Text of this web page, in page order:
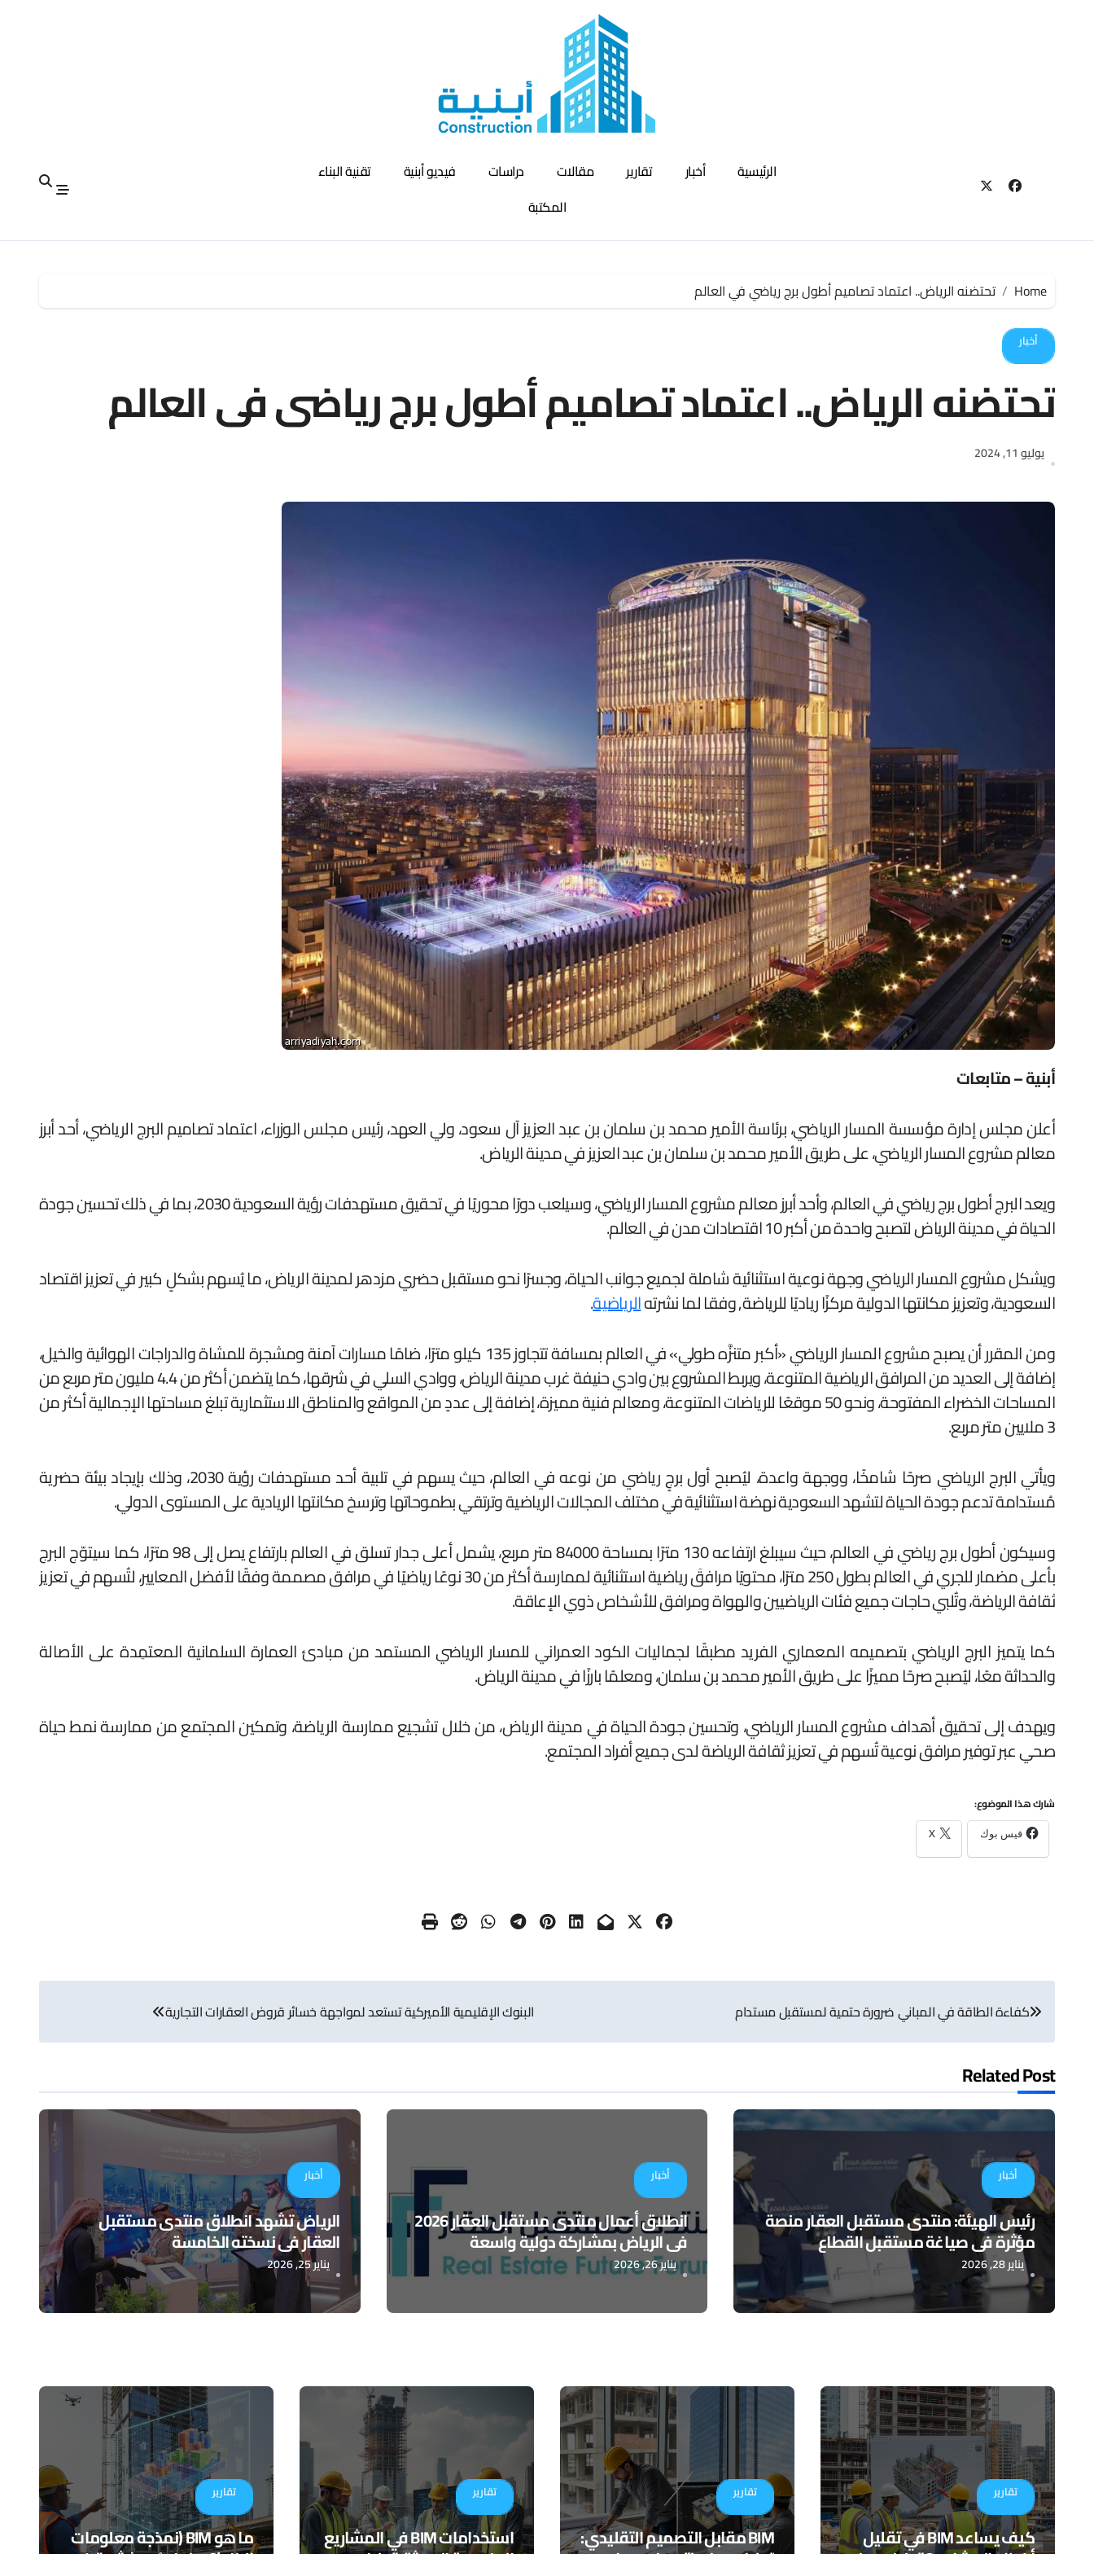
الرئيسية أخبار تقارير مقالات دراسات فيديو أبنية
تقنية البناء
المكتبة
Home تحتضنه الرياض.. اعتماد تصاميم أطول برج رياضي في العالم
أخبار
تحتضنه الرياض.. اعتماد تصاميم أطول برج رياضي في العالم
يوليو 11, 2024
أبنية – متابعات
أعلن مجلس إدارة مؤسسة المسار الرياضي، برئاسة الأمير محمد بن سلمان بن عبد العزيز آل سعود، ولي العهد، رئيس مجلس الوزراء، اعتماد تصاميم البرج الرياضي، أحد أبرز
معالم مشروع المسار الرياضي، على طريق الأمير محمد بن سلمان بن عبد العزيز في مدينة الرياض.
ويعد البرج أطول برج رياضي في العالم، وأحد أبرز معالم مشروع المسار الرياضي، وسيلعب دورًا محوريًا في تحقيق مستهدفات رؤية السعودية 2030، بما في ذلك تحسين جودة
الحياة في مدينة الرياض لتصبح واحدة من أكبر 10 اقتصادات مدن في العالم.
ويشكل مشروع المسار الرياضي وجهة نوعية استثنائية شاملة لجميع جوانب الحياة، وجسرًا نحو مستقبل حضري مزدهر لمدينة الرياض، ما يُسهم بشكلٍ كبير في تعزيز اقتصاد
السعودية، وتعزيز مكانتها الدولية مركزًا رياديًا للرياضة, وفقا لما نشرتهالرياضية.
ومن المقرر أن يصبح مشروع المسار الرياضي «أكبر متنزَّه طولي» في العالم بمسافة تتجاوز 135 كيلو مترًا، ضامًا مسارات آمنة ومشجرة للمشاة والدراجات الهوائية والخيل،
إضافة إلى العديد من المرافق الرياضية المتنوعة، ويربط المشروع بين وادي حنيفة غرب مدينة الرياض، ووادي السلي في شرقها، كما يتضمن أكثر من 4.4 مليون متر مربع من
المساحات الخضراء المفتوحة، ونحو 50 موقعًا للرياضات المتنوعة، ومعالم فنية مميزة، إضافة إلى عددٍ من المواقع والمناطق الاستثمارية تبلغ مساحتها الإجمالية أكثر من
3 ملايين متر مربع.
ويأتي البرج الرياضي صرحًا شامخًا، ووجهة واعدة، ليُصبح أول برجٍ رياضي من نوعه في العالم، حيث يسهم في تلبية أحد مستهدفات رؤية 2030، وذلك بإيجاد بيئة حضرية
مُستدامة تدعم جودة الحياة لتشهد السعودية نهضة استثنائية في مختلف المجالات الرياضية وترتقي بطموحاتها وترسخ مكانتها الريادية على المستوى الدولي.
وسيكون أطول برج رياضي في العالم، حيث سيبلغ ارتفاعه 130 مترًا بمساحة 84000 متر مربع، يشمل أعلى جدار تسلق في العالم بارتفاع يصل إلى 98 مترًا، كما سيتوّج البرج
بأعلى مضمار للجري في العالم بطول 250 مترًا، محتويًا مرافقَ رياضية استثنائية لممارسة أكثر من 30 نوعًا رياضيًا في مرافق مصممة وفقًا لأفضل المعايير، لتُسهم في تعزيز
ثقافة الرياضة، وتُلبي حاجات جميع فئات الرياضيين والهواة ومرافق للأشخاص ذوي الإعاقة.
كما يتميز البرج الرياضي بتصميمه المعماري الفريد مطبقًا لجماليات الكود العمراني للمسار الرياضي المستمد من مبادئ العمارة السلمانية المعتمِدة على الأصالة
والحداثة معًا، ليُصبح صرحًا مميزًا على طريق الأمير محمد بن سلمان، ومعلمًا بارزًا في مدينة الرياض.
ويهدف إلى تحقيق أهداف مشروع المسار الرياضي، وتحسين جودة الحياة في مدينة الرياض، من خلال تشجيع ممارسة الرياضة، وتمكين المجتمع من ممارسة نمط حياة
صحي عبر توفير مرافق نوعية تُسهم في تعزيز ثقافة الرياضة لدى جميع أفراد المجتمع.
شارك هذا الموضوع:
فيس بوك X
تصفّح
المقالات
كفاءة الطاقة في المباني ضرورة حتمية لمستقبل مستدام البنوك الإقليمية الأميركية تستعد لمواجهة خسائر قروض العقارات التجارية
Related Post
أخبار
رئيس الهيئة: منتدى مستقبل العقار منصة
مؤثرة في صياغة مستقبل القطاع
يناير 28, 2026
أخبار
انطلاق أعمال منتدى مستقبل العقار 2026
في الرياض بمشاركة دولية واسعة
يناير 26, 2026
أخبار
الرياض تشهد انطلاق منتدى مستقبل
العقار في نسخته الخامسة
يناير 25, 2026
تقارير
كيف يساعد BIM في تقليل
تقارير
BIM مقابل التصميم التقليدي:
تقارير
استخدامات BIM في المشاريع
تقارير
ما هو BIM (نمذجة معلومات